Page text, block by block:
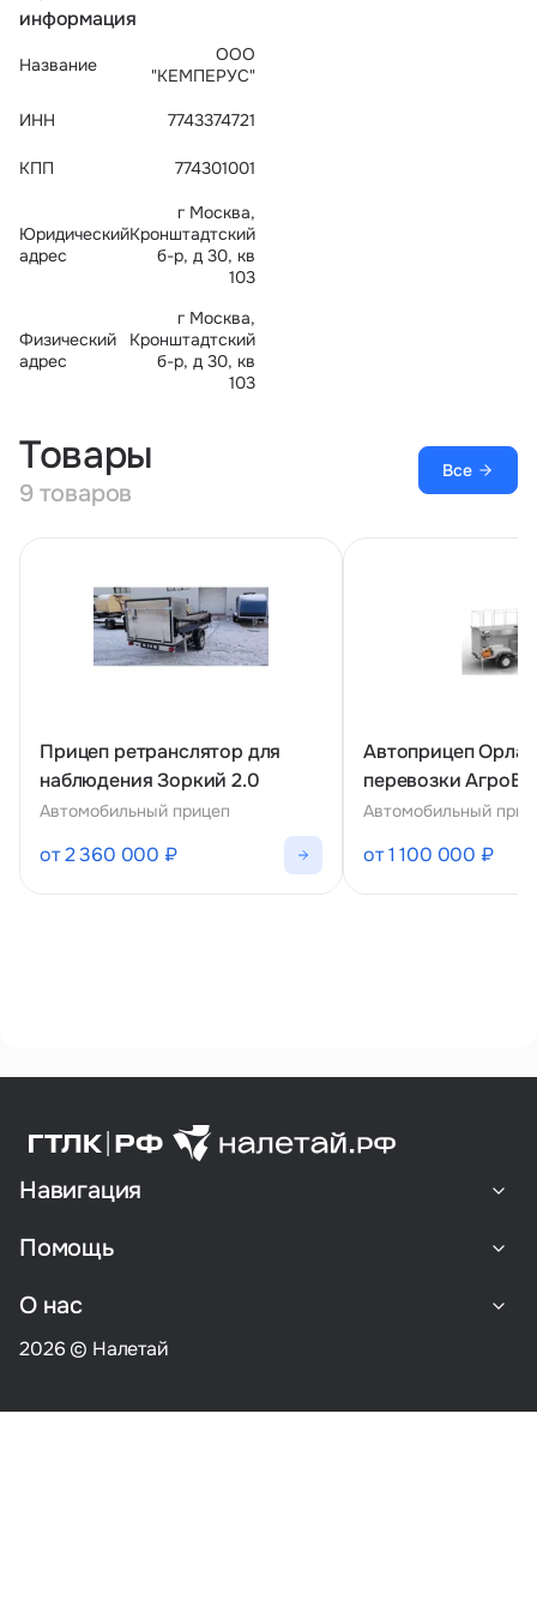
Тарифы
информация
Название
ООО
"КЕМПЕРУС"
ИНН 7743374721
КПП 774301001
Юридический
адрес
г Москва,
Кронштадтский
б-р, д 30, кв
103
Физический
адрес
г Москва,
Кронштадтский
б-р, д 30, кв
103
Товары
9 товаров
Все
Прицеп ретранслятор для
наблюдения Зоркий 2.0
Автомобильный прицеп
от 2 360 000 ₽
Автоприцеп
перевозки
Автомобильный
от 1 100 000 ₽
Навигация
Помощь
О нас
2026 © Налетай